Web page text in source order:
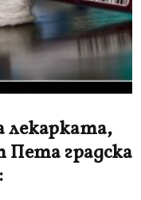
лекарката,
Пета градска